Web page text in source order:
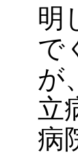
明
で
が
立
病